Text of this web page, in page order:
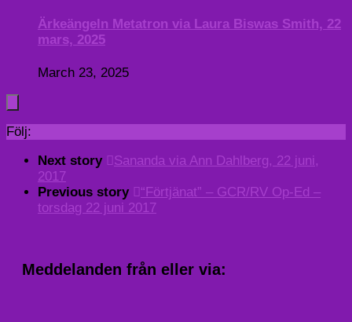
Ärkeängeln Metatron via Laura Biswas Smith, 22
mars, 2025
March 23, 2025
Följ:
Next story
Sananda via Ann Dahlberg, 22 juni,
2017
Previous story
“Förtjänat” – GCR/RV Op-Ed –
torsdag 22 juni 2017
Meddelanden från eller via: